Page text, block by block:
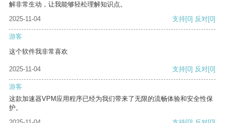
解非常生动，让我能够轻松理解知识点。
2025-11-04
支持[0] 反对[0]
游客
这个软件我非常喜欢
2025-11-04 支持[0] 反对[0]
游客
这款加速器VPM应用程序已经为我们带来了无限的流畅体验和安全性保
护。